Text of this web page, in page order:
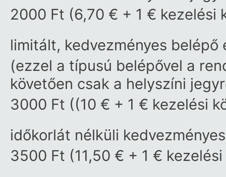
2000 Ft (6,70 € + 1 € kezelési
limitált, kedvezményes belépő
(ezzel a típusú belépővel a
követően csak a helyszíni
3000 Ft ((10 € + 1 € kezelési
időkorlát nélküli
3500 Ft (11,50 € + 1 €